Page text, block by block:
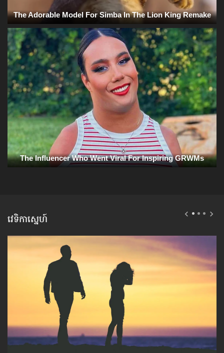
វេទិកាស្នេហ៍